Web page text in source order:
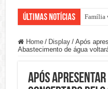
Últimas Notícias Família
Home / Display / Após
Abastecimento de água
Após apresentar